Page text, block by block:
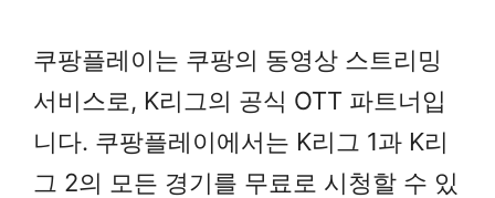
쿠팡플레이는 쿠팡의 동영상 스트리밍
서비스로, K리그의 공식 OTT 파트너입
니다. 쿠팡플레이에서는 K리그 1과 K리
그 2의 모든 경기를 무료로 시청할 수 있